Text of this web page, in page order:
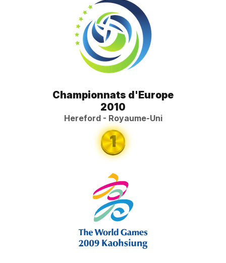
Championnats d'Europe
2010
Hereford - Royaume-Uni
1